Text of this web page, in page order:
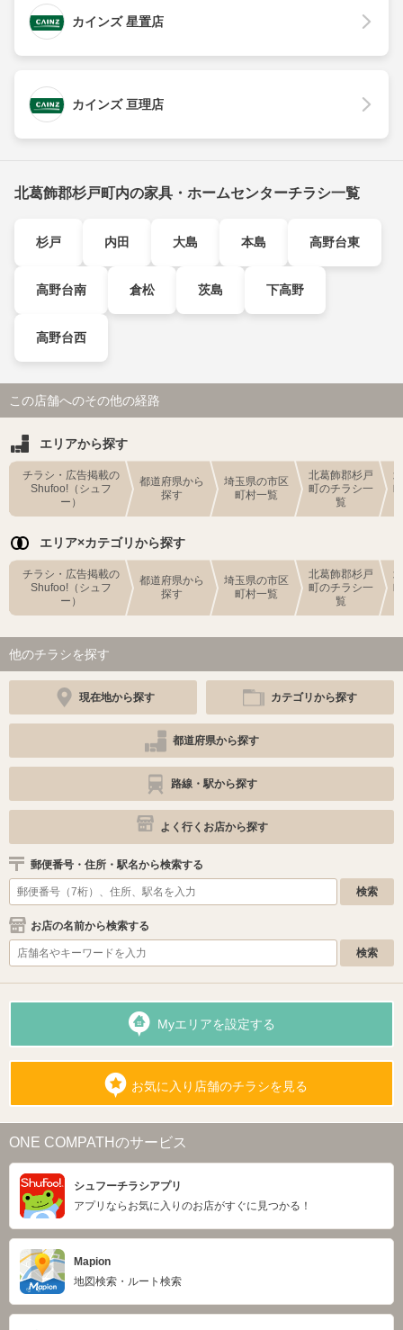
カインズ 星置店
カインズ 亘理店
北葛飾郡杉戸町内の家具・ホームセンターチラシ一覧
杉戸 内田 大島 本島 高野台東
高野台南 倉松 茨島 下高野
高野台西
この店舗へのその他の経路
エリアから探す
チラシ・広告掲載の
Shufoo!（シュフ
ー）
都道府県から
探す
埼玉県の市区
町村一覧
北葛飾郡杉戸
町のチラシ一
覧
エリア×カテゴリから探す
チラシ・広告掲載の
Shufoo!（シュフ
ー）
都道府県から
探す
埼玉県の市区
町村一覧
北葛飾郡杉戸
町のチラシ一
覧
他のチラシを探す
現在地から探す カテゴリから探す
都道府県から探す
路線・駅から探す
よく行くお店から探す
郵便番号・住所・駅名から検索する
お店の名前から検索する
Myエリアを設定する
お気に入り店舗のチラシを見る
ONE COMPATHのサービス
シュフーチラシアプリ
アプリならお気に入りのお店がすぐに見つかる！
Mapion
地図検索・ルート検索